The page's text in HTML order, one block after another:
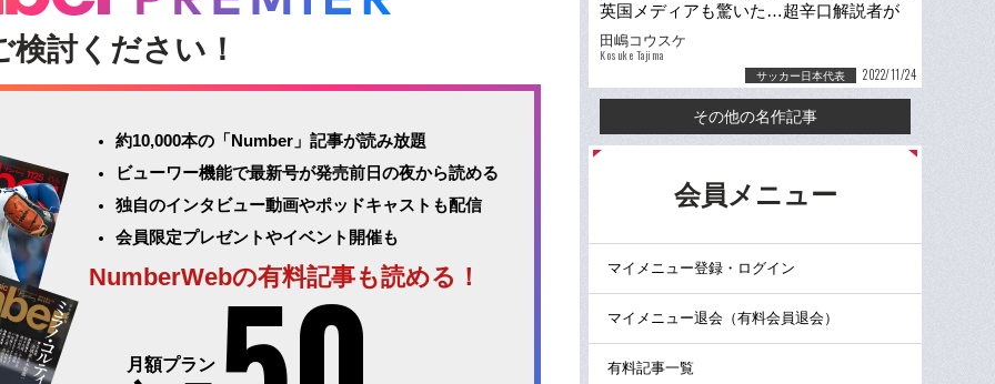
検討ください！
約10,000本の「Number」記事が読み放題
ビューワー機能で最新号が発売前日の夜から読める
独自のインタビュー動画やポッドキャストも配信
会員限定プレゼントやイベント開催も
NumberWebの有料記事も読める！
月額プラン
英国メディアも驚いた…超辛口解説者が
絶賛「モリヤスは素晴らしい」
田嶋コウスケ
Kosuke Tajima
サッカー日本代表 2022/11/24
その他の名作記事
会員メニュー
マイメニュー登録・ログイン
マイメニュー退会（有料会員退会）
有料記事一覧